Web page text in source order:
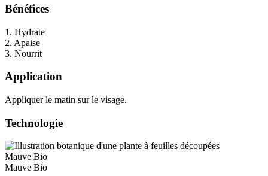
Bénéfices
1. Hydrate
2. Apaise
3. Nourrit
Application
Appliquer le matin sur le visage.
Technologie
Mauve Bio
Mauve Bio